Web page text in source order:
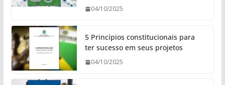
04/10/2025
5 Princípios constitucionais para
ter sucesso em seus projetos
04/10/2025